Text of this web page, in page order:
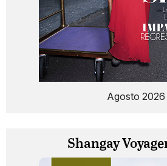
Agosto 2026
Shangay